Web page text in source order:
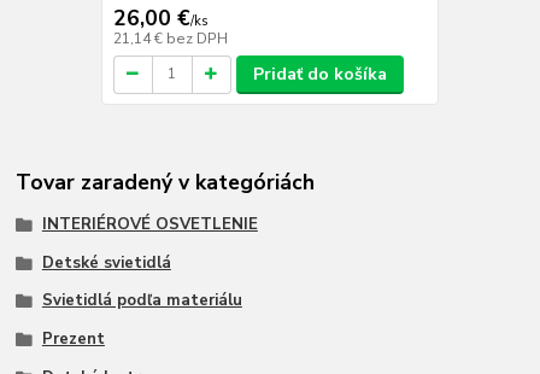
26,00 €/ks
21,14 € bez DPH
Pridať do košíka
Tovar zaradený v kategóriách
INTERIÉROVÉ OSVETLENIE
Detské svietidlá
Svietidlá podľa materiálu
Prezent